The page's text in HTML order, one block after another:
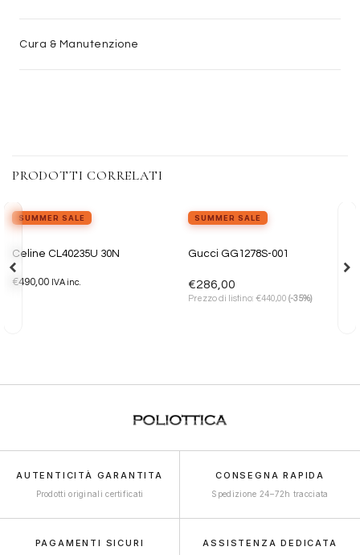
Cura & Manutenzione
PRODOTTI CORRELATI
ESAURITO
SUMMER SALE
Celine CL40235U 30N
€490,00 IVA inc.
SUMMER SALE
Gucci GG1278S-001
€286,00
Prezzo di listino: €440,00 (-35%)
AUTENTICITÀ GARANTITA
Prodotti originali certificati
CONSEGNA RAPIDA
Spedizione 24–72h tracciata
PAGAMENTI SICURI ASSISTENZA DEDICATA